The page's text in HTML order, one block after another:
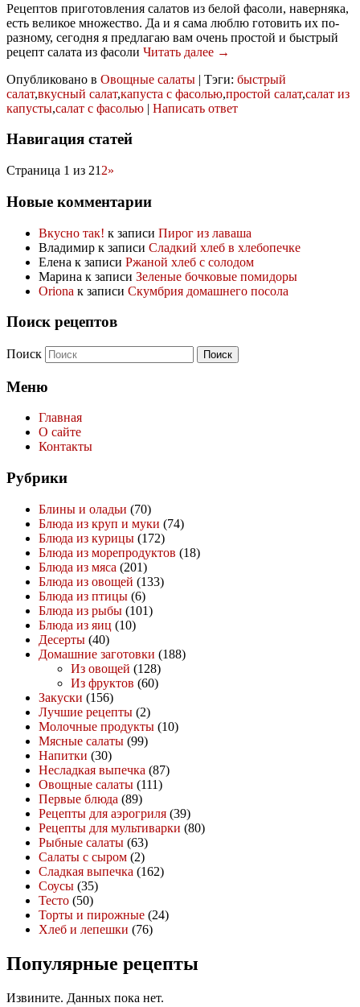
Рецептов приготовления салатов из белой фасоли, наверняка,
есть великое множество. Да и я сама люблю готовить их по-
разному, сегодня я предлагаю вам очень простой и быстрый
рецепт салата из фасоли Читать далее →
Опубликовано в Овощные салаты | Тэги: быстрый
салат,вкусный салат,капуста с фасолью,простой салат,салат из
капусты,салат с фасолью | Написать ответ
Навигация статей
Страница 1 из 21 2»
Новые комментарии
Вкусно так! к записи Пирог из лаваша
Владимир к записи Сладкий хлеб в хлебопечке
Елена к записи Ржаной хлеб с солодом
Марина к записи Зеленые бочковые помидоры
Oriona к записи Скумбрия домашнего посола
Поиск рецептов
Поиск
Меню
Главная
О сайте
Контакты
Рубрики
Блины и оладьи (70)
Блюда из круп и муки (74)
Блюда из курицы (172)
Блюда из морепродуктов (18)
Блюда из мяса (201)
Блюда из овощей (133)
Блюда из птицы (6)
Блюда из рыбы (101)
Блюда из яиц (10)
Десерты (40)
Домашние заготовки (188)
Из овощей (128)
Из фруктов (60)
Закуски (156)
Лучшие рецепты (2)
Молочные продукты (10)
Мясные салаты (99)
Напитки (30)
Несладкая выпечка (87)
Овощные салаты (111)
Первые блюда (89)
Рецепты для аэрогриля (39)
Рецепты для мультиварки (80)
Рыбные салаты (63)
Салаты с сыром (2)
Сладкая выпечка (162)
Соусы (35)
Тесто (50)
Торты и пирожные (24)
Хлеб и лепешки (76)
Популярные рецепты
Извините. Данных пока нет.